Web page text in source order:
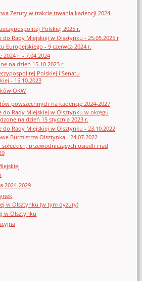
Zezuty w trakcie trwania kadencji 2024-
Polskiej 2025 r.
do Rady Miejskiej w Olsztynku - 25.05.2025 r
Europejskiego - 9 czerwca 2024 r.
r. - 7.04.2024
na dzień 15.10.2023 r.
Polskiej i Senatu
- 15.10.2023
OKW
powszechnych na kadencję 2024-2027
do Rady Miejskiej w Olsztynku w okręgu
na dzień 15 stycznia 2023 r.
do Rady Miejskiej w Olsztynku - 23.10.2022
Burmistrza Olsztynka - 24.07.2022
przewodniczących osiedli i rad
2024-2029
w Olsztynku (w tym dyżury)
w Olsztynku